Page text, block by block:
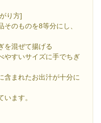
り方]
のものを8等分にし、
を混ぜて揚げる
やすいサイズに手でちぎ
まれたお出汁が十分に
ます。